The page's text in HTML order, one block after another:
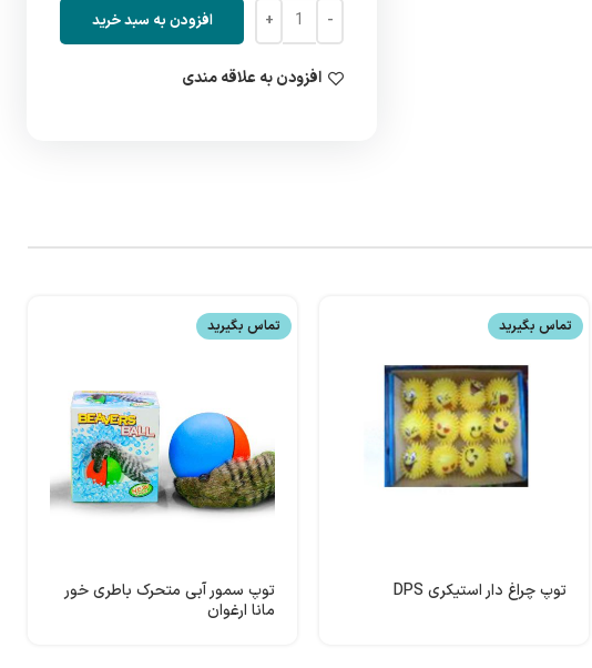
افزودن به سبد خرید
افزودن به علاقه مندی
تماس بگیرید
توپ چراغ دار استیکری DPS
تماس بگیرید
توپ سمور آبی متحرک باطری خور
مانا ارغوان